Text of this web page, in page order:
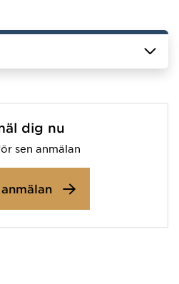
dig nu
sen anmälan